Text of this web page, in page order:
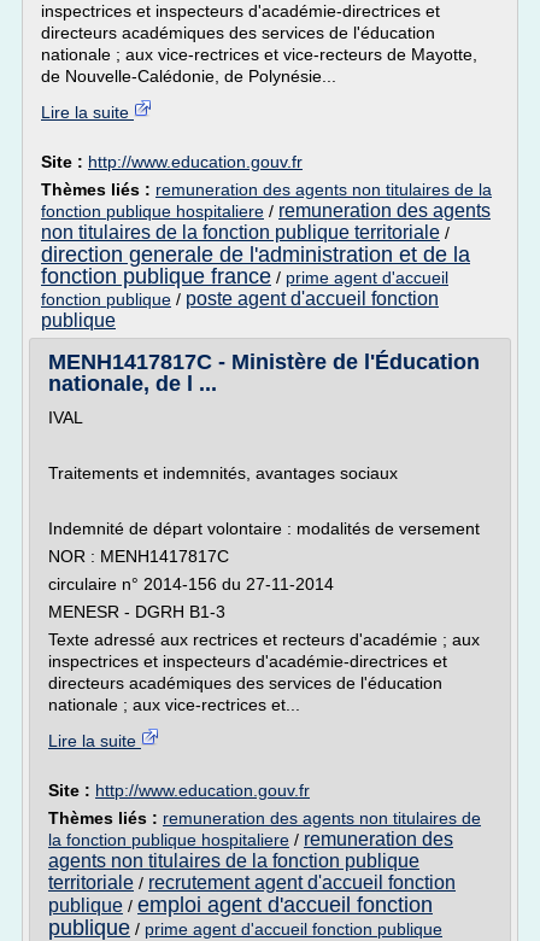
inspectrices et inspecteurs d'académie-directrices et
directeurs académiques des services de l'éducation
nationale ; aux vice-rectrices et vice-recteurs de Mayotte,
de Nouvelle-Calédonie, de Polynésie...
Lire la suite
Site : http://www.education.gouv.fr
Thèmes liés : remuneration des agents non titulaires de la
fonction publique hospitaliere / remuneration des agents
non titulaires de la fonction publique territoriale /
direction generale de l'administration et de la
fonction publique france / prime agent d'accueil
fonction publique / poste agent d'accueil fonction
publique
MENH1417817C - Ministère de l'Éducation
nationale, de l ...
IVAL
Traitements et indemnités, avantages sociaux
Indemnité de départ volontaire : modalités de versement
NOR : MENH1417817C
circulaire n° 2014-156 du 27-11-2014
MENESR - DGRH B1-3
Texte adressé aux rectrices et recteurs d'académie ; aux
inspectrices et inspecteurs d'académie-directrices et
directeurs académiques des services de l'éducation
nationale ; aux vice-rectrices et...
Lire la suite
Site : http://www.education.gouv.fr
Thèmes liés : remuneration des agents non titulaires de
la fonction publique hospitaliere / remuneration des
agents non titulaires de la fonction publique
territoriale / recrutement agent d'accueil fonction
publique / emploi agent d'accueil fonction
publique / prime agent d'accueil fonction publique